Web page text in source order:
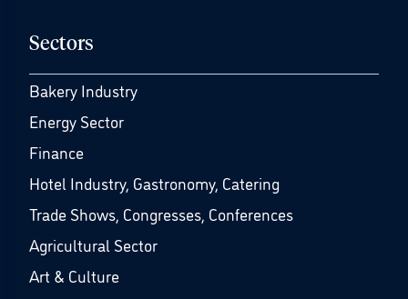
Sectors
Bakery Industry
Energy Sector
Finance
Hotel Industry, Gastronomy, Catering
Trade Shows, Congresses, Conferences
Agricultural Sector
Art & Culture